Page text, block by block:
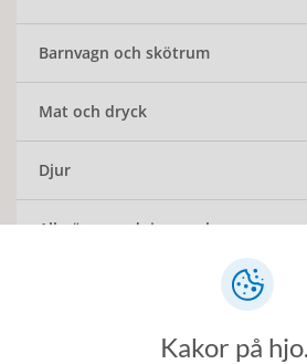
Barnvagn och skötrum
Mat och dryck
Djur
Allmänna ordningsregler
Datorer och studieplatser
FörberedelsehäfteKakor på